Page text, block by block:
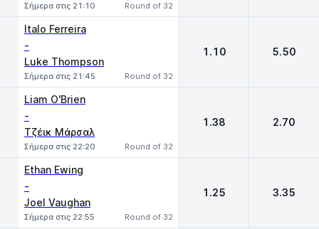
Σήμερα στις 21:10 Round of 32
Italo Ferreira
-
Luke Thompson
Σήμερα στις 21:45 Round of 32
1.10 5.50
Liam O'Brien
-
Τζέικ Μάρσαλ
Σήμερα στις 22:20 Round of 32
1.38 2.70
Ethan Ewing
-
Joel Vaughan
Σήμερα στις 22:55 Round of 32
1.25 3.35